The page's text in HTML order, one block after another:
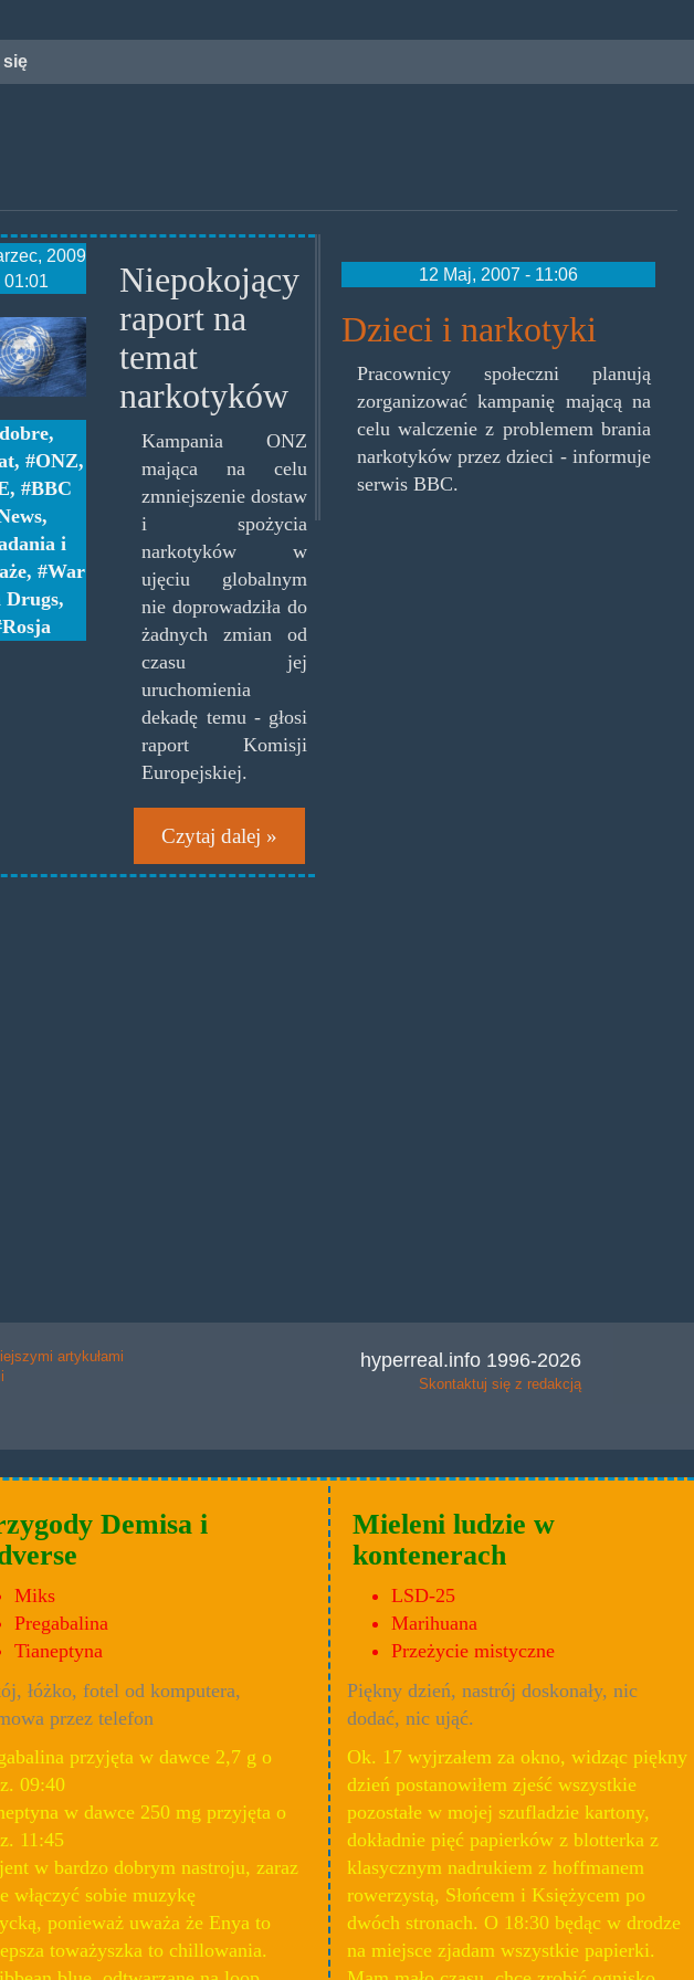
się
2009
01:01
dobre,
, ONZ,
,
BBC
,
i
,
War
Drugs,
Rosja
Niepokojący
raport na
temat
narkotyków
Kampania ONZ
mająca na celu
zmniejszenie dostaw
i spożycia
narkotyków w
ujęciu globalnym
nie doprowadziła do
żadnych zmian od
czasu jej
uruchomienia
dekadę temu - głosi
raport Komisji
Europejskiej.
Czytaj dalej »
12 Maj, 2007 - 11:06
Dzieci i narkotyki
Pracownicy społeczni planują
zorganizować kampanię mającą na
celu walczenie z problemem brania
narkotyków przez dzieci - informuje
serwis BBC.
artykułami
hyperreal.info 1996-2026
Skontaktuj się z redakcją
Demisa i
Miks
Pregabalina
Tianeptyna
łóżko, fotel od komputera,
przez telefon
przyjęta w dawce 2,7 g o
09:40
w dawce 250 mg przyjęta o
11:45
w bardzo dobrym nastroju, zaraz
włączyć sobie muzykę
ponieważ uważa że Enya to
toważyszka to chillowania.
Mieleni ludzie w
kontenerach
LSD-25
Marihuana
Przeżycie mistyczne
Piękny dzień, nastrój doskonały, nic
dodać, nic ująć.
Ok. 17 wyjrzałem za okno, widząc piękny
dzień postanowiłem zjeść wszystkie
pozostałe w mojej szufladzie kartony,
dokładnie pięć papierków z blotterka z
klasycznym nadrukiem z hoffmanem
rowerzystą, Słońcem i Księżycem po
dwóch stronach. O 18:30 będąc w drodze
na miejsce zjadam wszystkie papierki.